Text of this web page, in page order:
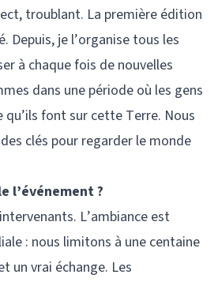
troublant. La première édition
Depuis, je l’organise tous les
à chaque fois de nouvelles
dans une période où les gens
qu’ils font sur cette Terre. Nous
clés pour regarder le monde
l’événement ?
L’ambiance est
: nous limitons à une centaine
un vrai échange. Les